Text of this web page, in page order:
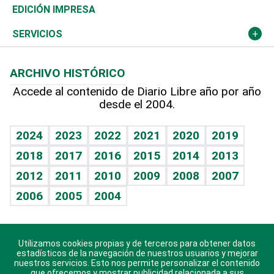
Caribe
Resto del mundo
Global y variable
Economía personal
Novedades
Podcast Arte Libre
Hablando con el pediatra
Vida y familia
Eñe
Celebrando la vida
Sin complejos
En pocas palabras
Escuchando al corazón
Olimpismo
Más deportes
TBT Deportivo
Noticiero Poteleche
Columnistas
Más firmas
Martes de tecnología
Cambio climático
Deportes
Opinión
Hecho en casa
Guía del dinero
EDICIÓN IMPRESA
SERVICIOS
Cumpleaños
Horóscopos
Crucigramas
ARCHIVO HISTÓRICO
Accede al contenido de Diario Libre año por año
desde el 2004.
2024 2023 2022 2021 2020
2019
2018
2017 2016 2015 2014
2013
2012
2011 2010 2009 2008
2007
2006
2005 2004
Descarga nuestras aplicaciones para Android, iOS y
sistema Huawei.
Utilizamos cookies propias y de terceros para obtener datos
estadísticos de la navegación de nuestros usuarios y mejorar
nuestros servicios. Esto nos permite personalizar el contenido